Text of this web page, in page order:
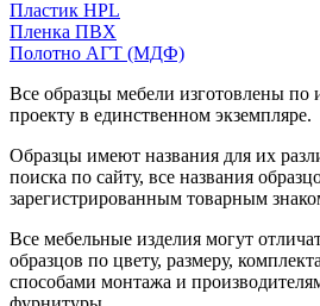
Пластик HPL
Пленка ПВХ
Полотно АГТ (МДФ)
Все образцы мебели изготовлены по
проекту в единственном экземпляре.
Образцы имеют названия для их
поиска по сайту, все названия
зарегистрированным товарным
Все мебельные изделия могут
образцов по цвету, размеру,
способами монтажа и